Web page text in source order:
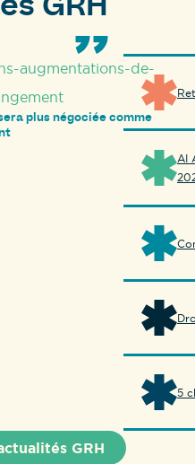
GRH
plus négociée comme
AI
5
GRH